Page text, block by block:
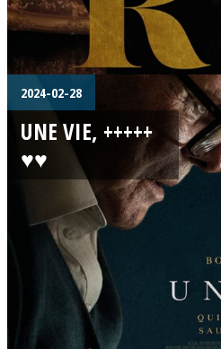
2024-02-28
UNE VIE, +++++
♥♥